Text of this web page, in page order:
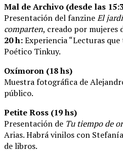
Mal de Archivo (desde las
Presentación del fanzineEl
comparten, creado por mujeres
20 h:Experiencia “Lecturas
Poético Tinkuy.
Oxímoron (18 hs)
Muestra fotográfica de
público.
Petite Ross (19 hs)
Presentación de Tu tiempo de
Arias. Habrá vinilos con
de libros.